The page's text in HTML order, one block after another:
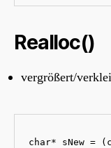
Realloc()
vergrößert/
char* sNew =